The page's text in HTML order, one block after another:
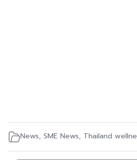
News, SME News, Thailand